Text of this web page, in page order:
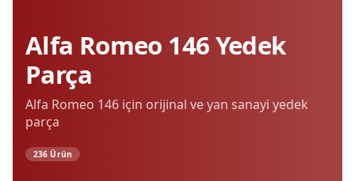
Alfa Romeo 146Yedek
Parça
Alfa Romeo 146 için orijinal ve yan sanayi yedek
parça
236 Ürün